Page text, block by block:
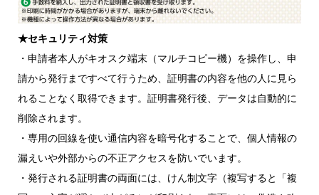
★セキュリティ対策
・申請者本人がキオスク端末（マルチコピー機）を操作し、申
請から発行まですべて行うため、証明書の内容を他の人に見ら
れることなく取得できます。証明書発行後、データは自動的に
削除されます。
・専用の回線を使い通信内容を暗号化することで、個人情報の
漏えいや外部からの不正アクセスを防いでいます。
・発行される証明書の両面には、けん制文字（複写すると「複